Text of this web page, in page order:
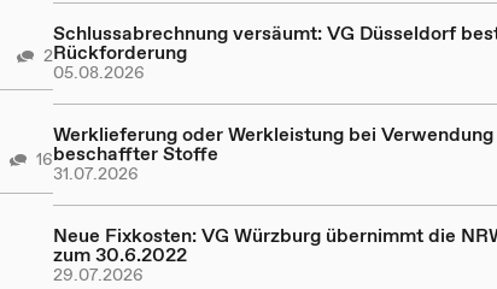
2
16
Schlussabrechnung versäumt: VG Düsseldorf
Rückforderung
05.08.2026
Werklieferung oder Werkleistung bei
beschaffter Stoffe
31.07.2026
Neue Fixkosten: VG Würzburg übernimmt die
zum 30.6.2022
29.07.2026